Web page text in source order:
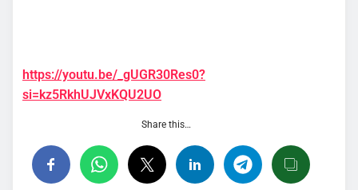
https://youtu.be/_gUGR30Res0?
si=kz5RkhUJVxKQU2UO
Share this…